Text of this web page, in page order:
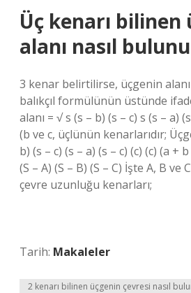
Üç kenarı bilinen
alanı nasıl
3 kenar belirtilirse, üçgenin alanı
balıkçıl formülünün üstünde
alanı = √ s (s – b) (s – c) s (s – a)
(b ve c, üçlünün kenarlarıdır;
b) (s – c) (s – a) (s – c) (c) (c) (a +
(S – A) (S – B) (S – C) İşte A, B ve
çevre uzunluğu kenarları;
Tarih: Makaleler
2 kenarı bilinen üçgenin çevresi nasıl